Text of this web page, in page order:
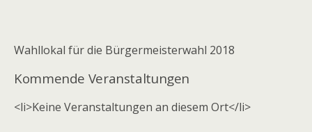
Wahllokal für die Bürgermeisterwahl 2018
Kommende Veranstaltungen
<li>Keine Veranstaltungen an diesem Ort</li>